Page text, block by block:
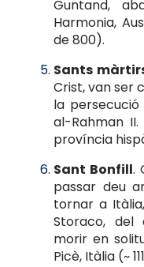
Guntand,
Harmonia,
de 800).
Sants
Crist, van ser
la
al-Rahman
província
Sant Bonfill.
passar deu
tornar a
Storaco, del
morir en
Picè, Itàlia (~